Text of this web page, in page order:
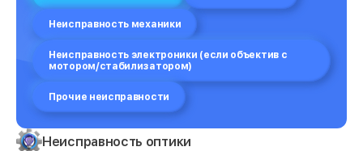
Неисправность механики
Неисправность электроники (если объектив с
мотором/стабилизатором)
Прочие неисправности
Неисправность оптики